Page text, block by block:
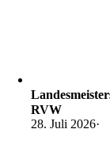
RVW
28. Juli 2026·